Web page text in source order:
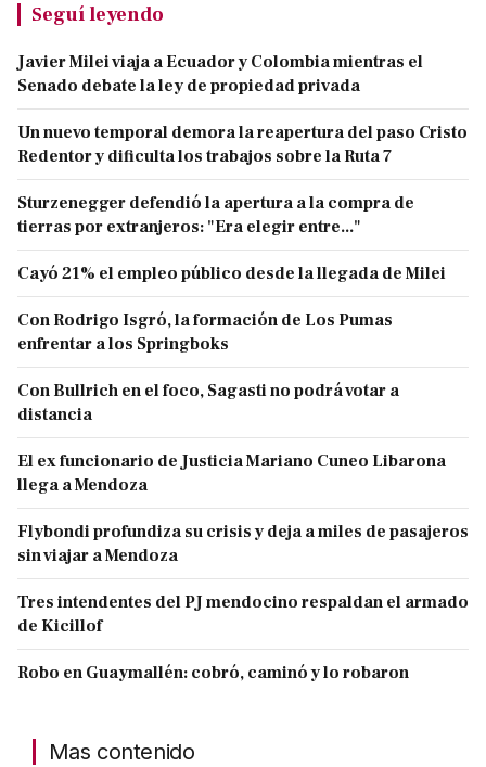
Seguí leyendo
Javier Milei viaja a Ecuador y Colombia mientras el
Senado debate la ley de propiedad privada
Un nuevo temporal demora la reapertura del paso Cristo
Redentor y dificulta los trabajos sobre la Ruta 7
Sturzenegger defendió la apertura a la compra de
tierras por extranjeros: "Era elegir entre..."
Cayó 21% el empleo público desde la llegada de Milei
Con Rodrigo Isgró, la formación de Los Pumas
enfrentar a los Springboks
Con Bullrich en el foco, Sagasti no podrá votar a
distancia
El ex funcionario de Justicia Mariano Cuneo Libarona
llega a Mendoza
Flybondi profundiza su crisis y deja a miles de pasajeros
sin viajar a Mendoza
Tres intendentes del PJ mendocino respaldan el armado
de Kicillof
Robo en Guaymallén: cobró, caminó y lo robaron
Mas contenido